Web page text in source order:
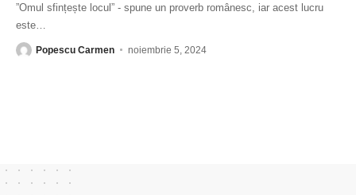
”Omul sfințește locul” - spune un proverb românesc, iar acest lucru
este
Popescu Carmen noiembrie 5, 2024